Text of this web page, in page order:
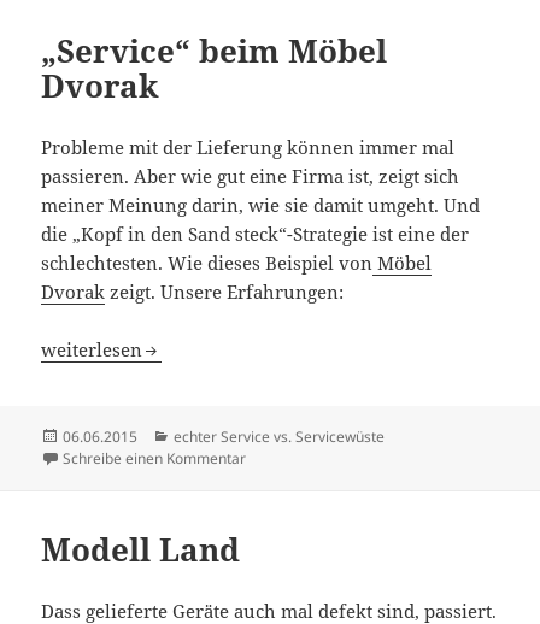
„Service“ beim Möbel
Dvorak
Probleme mit der Lieferung können immer mal
passieren. Aber wie gut eine Firma ist, zeigt sich
meiner Meinung darin, wie sie damit umgeht. Und
die „Kopf in den Sand steck“-Strategie ist eine der
schlechtesten. Wie dieses Beispiel von Möbel
Dvorak zeigt. Unsere Erfahrungen:
„Service“ beim Möbel Dvorak
weiterlesen
Veröffentlicht
am
06.06.2015 Kategorien
echter Service vs. Servicewüste
Schreibe einen Kommentarzu „Service“ beim Möbel Dvorak
Modell Land
Dass gelieferte Geräte auch mal defekt sind, passiert.